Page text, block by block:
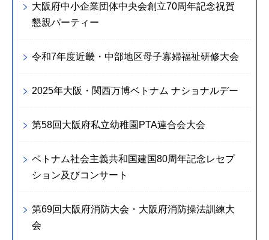
大阪府中小企業団体中央会創立70周年記念祝賀
懇親パーティー
令和7年度近畿・中部地区母子寡婦福祉研修大会
2025年大阪・関西万博ベトナム ナショナルデー
第58回大阪府私立幼稚園PTA連合会大会
ベトナム社会主義共和国建国80周年記念レセプ
ション及びコンサート
第69回大阪府消防大会・大阪府消防操法訓練大
会